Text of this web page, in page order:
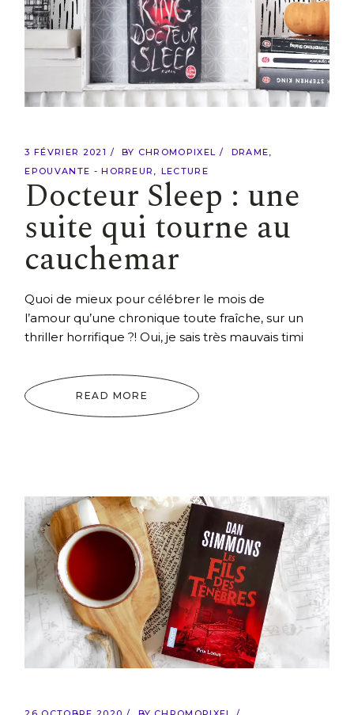
3 FÉVRIER 2021 BY CHROMOPIXEL
DRAME
EPOUVANTE - HORREUR
LECTURE
Docteur Sleep : une
suite qui tourne au
cauchemar
Quoi de mieux pour célébrer le mois de
l’amour qu’une chronique toute fraîche, sur un
thriller horrifique ?! Oui, je sais très mauvais timi
READ MORE